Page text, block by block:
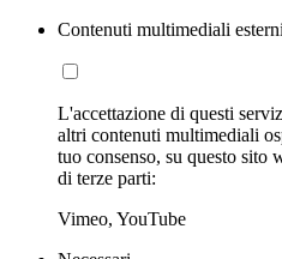
Contenuti multimediali esterni
L'accettazione di questi
altri contenuti multimediali
tuo consenso, su questo sito
di terze parti:
Vimeo, YouTube